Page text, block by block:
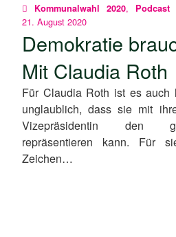
Kommunalwahl 2020, Podcast
21. August 2020
Demokratie
Mit Claudia Roth
Für Claudia Roth ist es auch
unglaublich, dass sie mit
Vizepräsidentin den
repräsentieren kann. Für
Zeichen…